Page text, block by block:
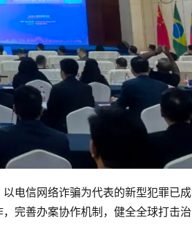
电信网络诈骗为代表的新型犯罪已成
完善办案协作机制，健全全球打击治